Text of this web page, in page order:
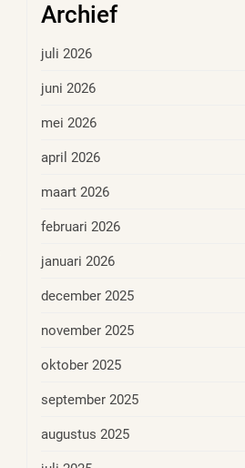
Archief
juli 2026
juni 2026
mei 2026
april 2026
maart 2026
februari 2026
januari 2026
december 2025
november 2025
oktober 2025
september 2025
augustus 2025